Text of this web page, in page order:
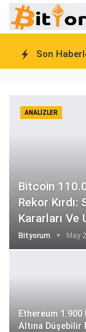
Son
ANALIZLER
Bitcoin
Rekor Kırdı:
Kararları Ve
Bityorum May
Ethereum 1.900
Altına Düşebilir